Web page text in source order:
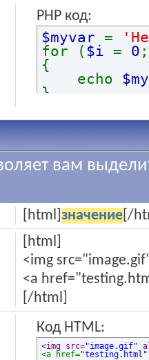
PHP код:
$myvar =
for ( $i = 0
{
echo
}
вам
[html] значение[/
[html]
<img
<a
[/html]
Код HTML:
<img src="image.gif"
<a href="testing.html"